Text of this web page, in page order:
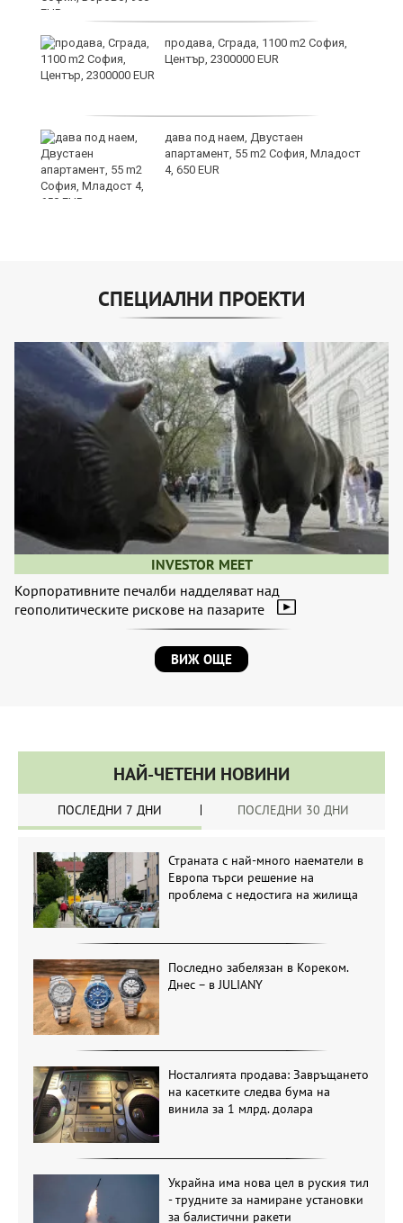
продава, Сграда, 1100 m2 София,
Център, 2300000 EUR
дава под наем, Двустаен
апартамент, 55 m2 София, Младост
4, 650 EUR
СПЕЦИАЛНИ ПРОЕКТИ
INVESTOR MEET
Корпоративните печалби надделяват над
геополитическите рискове на пазарите
ВИЖ ОЩЕ
НАЙ-ЧЕТЕНИ НОВИНИ
ПОСЛЕДНИ 7 ДНИ ПОСЛЕДНИ 30 ДНИ
Страната с най-много наематели в
Европа търси решение на
проблема с недостига на жилища
Последно забелязан в Кореком.
Днес – в JULIANY
Носталгията продава: Завръщането
на касетките следва бума на
винила за 1 млрд. долара
Украйна има нова цел в руския тил
- трудните за намиране установки
за балистични ракети